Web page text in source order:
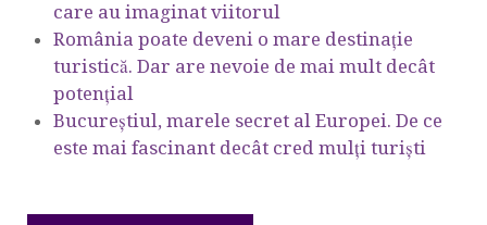
care au imaginat viitorul
România poate deveni o mare destinație
turistică. Dar are nevoie de mai mult decât
potențial
Bucureștiul, marele secret al Europei. De ce
este mai fascinant decât cred mulți turiști